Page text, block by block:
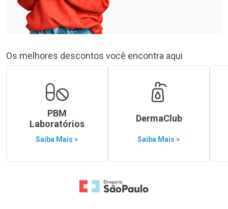
Os melhores descontos você encontra aqui
PBM
Laboratórios
Saiba Mais >
DermaClub
Saiba Mais >
Ir para a Home